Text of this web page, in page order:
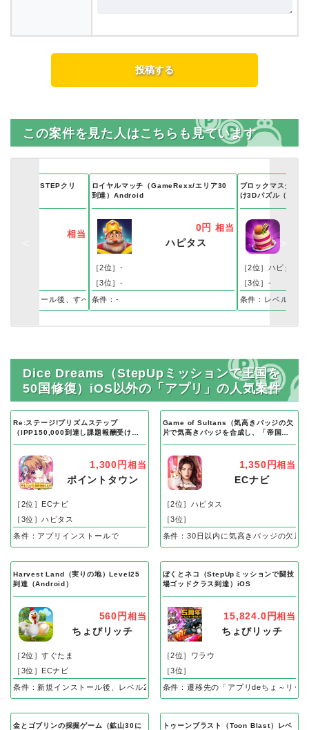
この案件を見た人はこちらも見ています
スの冒険（STEPクリ
相当
インストール後、すべての【StepUpミッション】をクリア
ロイヤルマッチ（GameRexx/エリア30
到達）Android
0円 相当
ハピタス
［2位］-
［3位］-
条件：-
ブロックマスター
け3Dパズル（レベ
［2位］ハピタス
［3位］-
条件：レベル180
Dice Dreams（StepUpミッションで王国を
50国修復）iOS以外の「アプリ」の人気案件
Re:ステージ!プリズムステップ
（IPP150,000到達し課題報酬受け取
1,300円 相当
ポイントタウン
［2位］ECナビ
［3位］ハピタス
条件：アプリインストールで
Game of Sultans（気高きバッジの欠
片で気高きバッジを合成し、「帝国五
1,350円相当
ECナビ
［2位］ハピタス
［3位］
条件：30日以内に気高きバッジの欠片
Harvest Land（実りの地）Level25
到達（Android）
560円 相当
ちょびリッチ
［2位］すぐたま
［3位］ECナビ
条件：新規インストール後、レベル25到達で成果
ぼくとネコ（StepUpミッションで闘技
場ゴッドクラス到達）iOS
15,824.0円相当
ちょびリッチ
［2位］ワラウ
［3位］
条件：遷移先の「アプリdeちょ～リッ
金とゴブリンの採掘ゲーム（鉱山30に
トゥーンブラスト（Toon Blast）レベ